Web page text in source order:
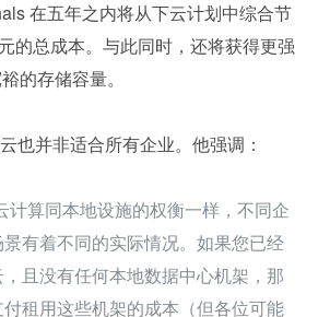
在五年之内将从下云计划中综合节
的总成本。与此同时，还将获得更强
的存储容量。
也并非适合所有企业。他强调：
计算同本地设施的权衡一样，不同企
有着不同的实际情况。如果您已经
且没有任何本地数据中心机架，那
租用这些机架的成本（但各位可能